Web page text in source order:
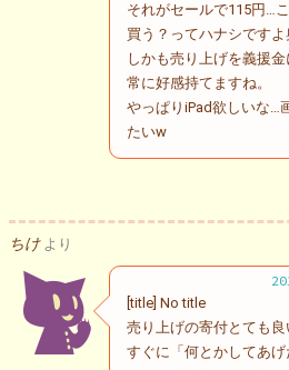
それがセールで115円…
買う？ってハナシですよ
しかも売り上げを義援
常に好感持てますね。
やっぱりiPad欲しいな…
たいw
ちけ より
[title] No title
売り上げの寄付とても良
すぐに「何とかしてあげ